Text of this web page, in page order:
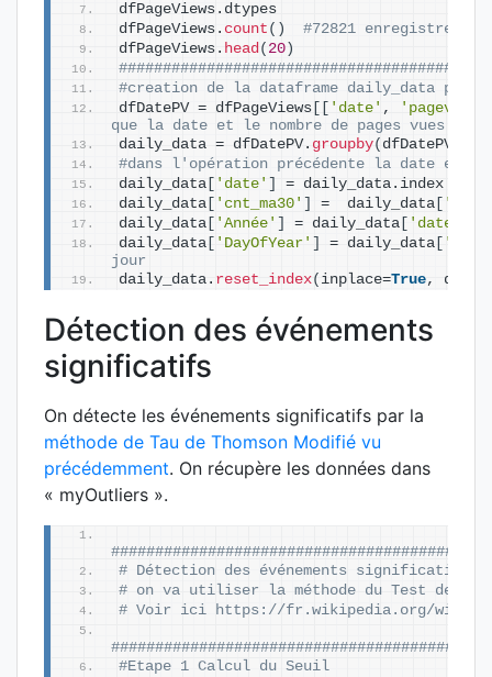
dfPageViews.dtypes
dfPageViews. count ()
#72821
dfPageViews. head( 20 )
#creation de la dataframe daily_data par
dfDatePV = dfPageViews
'date' ,
que la date et le nombre de pages vues
daily_data = dfDatePV. groupby( dfDatePV
#dans l'opération précédente la date est
daily_data
'date' = daily_data.index
daily_data
'cnt_ma30' =  daily_data
daily_data
'Année' = daily_data 'date'
daily_data
'DayOfYear' = daily_data
jour
daily_data. reset_index( inplace=True, drop=
Détection des événements
significatifs
On détecte les événements significatifs par la
méthode de Tau de Thomson Modifié vu
précédemment. On récupère les données dans
« myOutliers ».
# Détection des événements significatifs -
# on va utiliser la méthode du Test de Tau
# Voir ici https://fr.wikipedia.org/wiki/
#Etape 1 Calcul du Seuil